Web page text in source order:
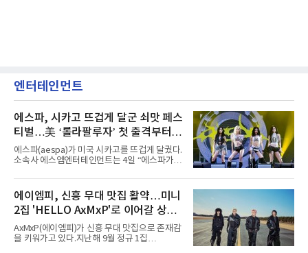
엔터테인먼트
에스파, 시카고 뜨겁게 달군 쇠맛 페스
티벌…美 ‘롤라팔루자’ 첫 출격부터
증명한 존재감
에스파(aespa)가 미국 시카고를 뜨겁게 달궜다.
소속사 에스엠엔터테인먼트는 4일 “에스파가
서 열린 ‘롤라팔루자 시카고’(Lollapalooza
Chicago)의 알리안츠 스테이지에 올랐다”며
“총 14곡으로 구성된 세트리스트를 선사, 데뷔 7
년 차다운 노련한 무대 매너와 파워풀한 에너지
로 현장의 분위기를 압도했다”고 밝혔다.1991
년 시작된 ‘롤라팔루자’는 8개 스테이지, 170여
팀의 아티스트와 40만 명 이상의 관객이 운집하
에이엠피, 신흥 무대 맛집 활약…미니
2집 'HELLO AxMxP'로 이어갈 상승
세
AxMxP(에이엠피)가 신흥 무대 맛집으로 존재감
을 키워가고 있다.지난해 9월 정규 1집